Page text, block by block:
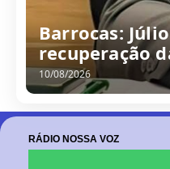
Barrocas:
recuperação
10/08/2026
RÁDIO NOSSA VOZ